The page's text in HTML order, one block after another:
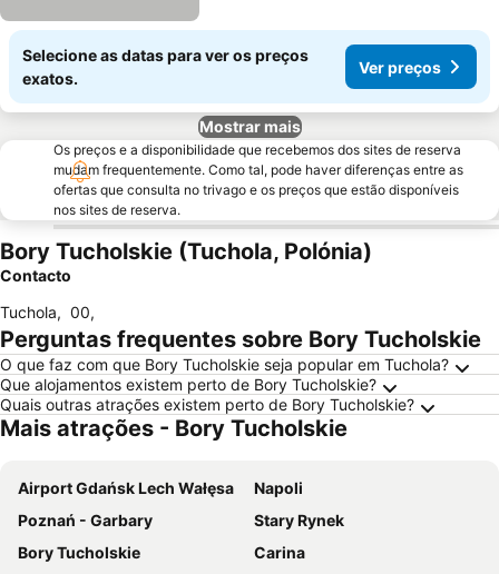
Selecione as datas para ver os preços
exatos.
Ver preços
Mostrar mais
Os preços e a disponibilidade que recebemos dos sites de reserva
mudam frequentemente. Como tal, pode haver diferenças entre as
ofertas que consulta no trivago e os preços que estão disponíveis
nos sites de reserva.
Bory Tucholskie (Tuchola, Polónia)
Contacto
Tuchola, 00,
Perguntas frequentes sobre Bory Tucholskie
O que faz com que Bory Tucholskie seja popular em Tuchola?
Que alojamentos existem perto de Bory Tucholskie?
Quais outras atrações existem perto de Bory Tucholskie?
Mais atrações - Bory Tucholskie
Airport Gdańsk Lech Wałęsa
Napoli
Poznań - Garbary
Stary Rynek
Bory Tucholskie
Carina